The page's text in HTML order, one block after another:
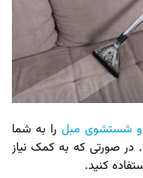
و شستشوی مبل را به شما
در صورتی که به کمک نیاز
کنید.